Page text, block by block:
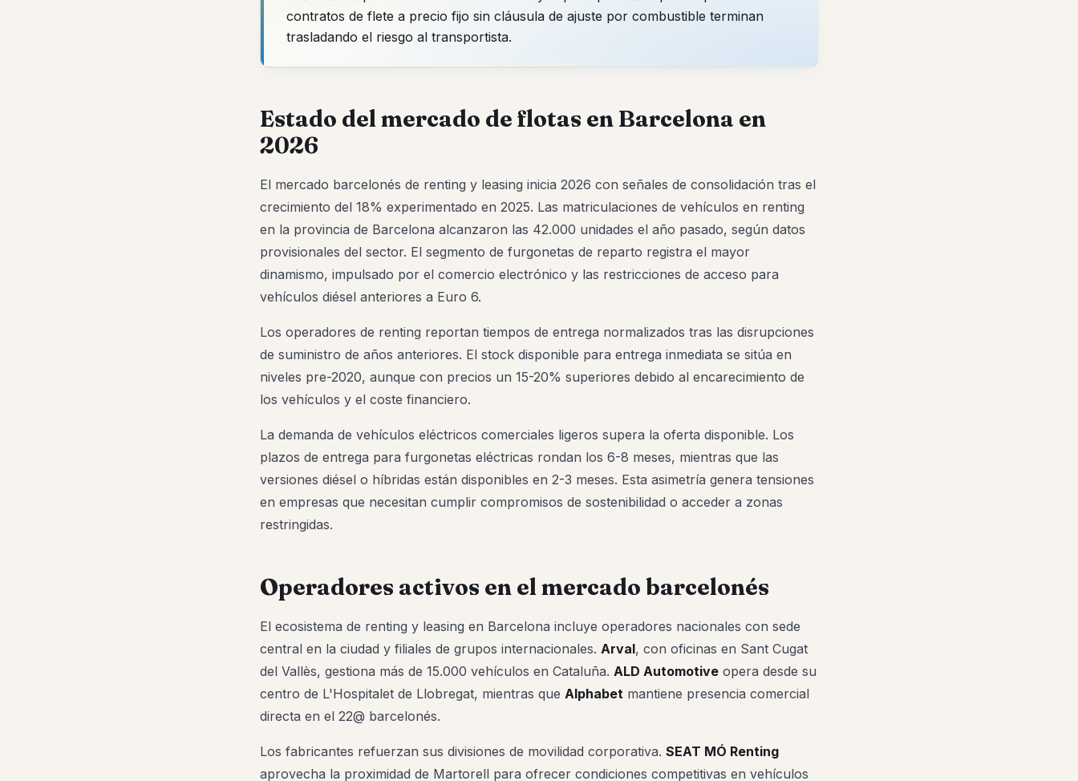
contratos de flete a precio fijo sin cláusula de ajuste por combustible terminan
trasladando el riesgo al transportista.
Estado del mercado de flotas en Barcelona en
2026
El mercado barcelonés de renting y leasing inicia 2026 con señales de consolidación tras el
crecimiento del 18% experimentado en 2025. Las matriculaciones de vehículos en renting
en la provincia de Barcelona alcanzaron las 42.000 unidades el año pasado, según datos
provisionales del sector. El segmento de furgonetas de reparto registra el mayor
dinamismo, impulsado por el comercio electrónico y las restricciones de acceso para
vehículos diésel anteriores a Euro 6.
Los operadores de renting reportan tiempos de entrega normalizados tras las disrupciones
de suministro de años anteriores. El stock disponible para entrega inmediata se sitúa en
niveles pre-2020, aunque con precios un 15-20% superiores debido al encarecimiento de
los vehículos y el coste financiero.
La demanda de vehículos eléctricos comerciales ligeros supera la oferta disponible. Los
plazos de entrega para furgonetas eléctricas rondan los 6-8 meses, mientras que las
versiones diésel o híbridas están disponibles en 2-3 meses. Esta asimetría genera tensiones
en empresas que necesitan cumplir compromisos de sostenibilidad o acceder a zonas
restringidas.
Operadores activos en el mercado barcelonés
El ecosistema de renting y leasing en Barcelona incluye operadores nacionales con sede
central en la ciudad y filiales de grupos internacionales. Arval, con oficinas en Sant Cugat
del Vallès, gestiona más de 15.000 vehículos en Cataluña. ALD Automotive opera desde su
centro de L'Hospitalet de Llobregat, mientras que Alphabet mantiene presencia comercial
directa en el 22@ barcelonés.
Los fabricantes refuerzan sus divisiones de movilidad corporativa. SEAT MÓ Renting
aprovecha la proximidad de Martorell para ofrecer condiciones competitivas en vehículos